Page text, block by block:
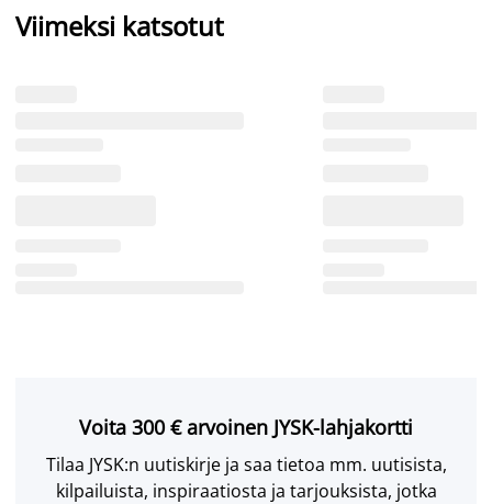
Viimeksi katsotut
Voita 300 € arvoinen JYSK-lahjakortti
Tilaa JYSK:n uutiskirje ja saa tietoa mm. uutisista,
kilpailuista, inspiraatiosta ja tarjouksista, jotka